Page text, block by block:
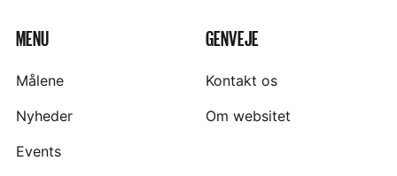
MENU
Målene
Nyheder
Events
GENVEJE
Kontakt os
Om websitet